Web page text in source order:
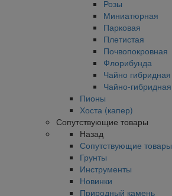
Розы
Миниатюрная
Парковая
Плетистая
Почвопокровная
Флорибунда
Чайно гибридная
Чайно-гибридная
Пионы
Хоста (капер)
Сопутствующие товары
Назад
Сопутствующие товары
Грунты
Инструменты
Новинки
Природный камень